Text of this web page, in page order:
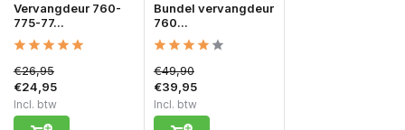
Vervangdeur 760-
775-77...
€26,95
€24,95
Incl. btw
Bundel vervangdeur
760...
€49,90
€39,95
Incl. btw